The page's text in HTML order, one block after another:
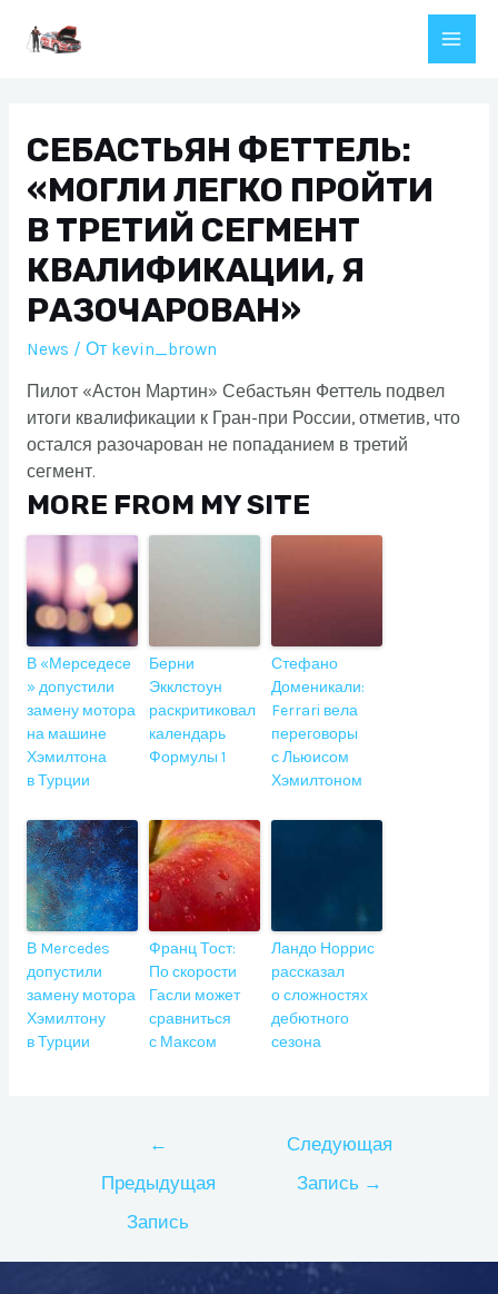
Main
СЕБАСТЬЯН ФЕТТЕЛЬ:
«МОГЛИ ЛЕГКО ПРОЙТИ
В ТРЕТИЙ СЕГМЕНТ
КВАЛИФИКАЦИИ, Я
РАЗОЧАРОВАН»
News / От kevin_brown
Пилот «Астон Мартин» Себастьян Феттель подвел
итоги квалификации к Гран-при России, отметив, что
остался разочарован не попаданием в третий
сегмент.
MORE FROM MY SITE
В «Мерседесе
» допустили
замену мотора
на машине
Хэмилтона
в Турции
Берни
Экклстоун
раскритиковал
календарь
Формулы 1
Стефано
Доменикали:
Ferrari вела
переговоры
с Льюисом
Хэмилтоном
В Mercedes
допустили
замену мотора
Хэмилтону
в Турции
Франц Тост:
По скорости
Гасли может
сравниться
с Максом
Ландо Норрис
рассказал
о сложностях
дебютного
сезона
записям
←
Предыдущая
Запись
Следующая
Запись →